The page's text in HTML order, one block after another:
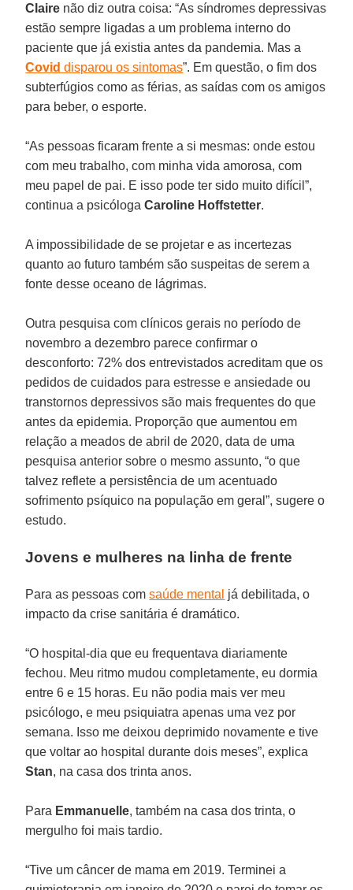
Claire não diz outra coisa: “As síndromes depressivas
estão sempre ligadas a um problema interno do
paciente que já existia antes da pandemia. Mas a
Covid disparou os sintomas”. Em questão, o fim dos
subterfúgios como as férias, as saídas com os amigos
para beber, o esporte.
“As pessoas ficaram frente a si mesmas: onde estou
com meu trabalho, com minha vida amorosa, com
meu papel de pai. E isso pode ter sido muito difícil”,
continua a psicólogaCaroline Hoffstetter.
A impossibilidade de se projetar e as incertezas
quanto ao futuro também são suspeitas de serem a
fonte desse oceano de lágrimas.
Outra pesquisa com clínicos gerais no período de
novembro a dezembro parece confirmar o
desconforto: 72% dos entrevistados acreditam que os
pedidos de cuidados para estresse e ansiedade ou
transtornos depressivos são mais frequentes do que
antes da epidemia. Proporção que aumentou em
relação a meados de abril de 2020, data de uma
pesquisa anterior sobre o mesmo assunto, “o que
talvez reflete a persistência de um acentuado
sofrimento psíquico na população em geral”, sugere o
estudo.
Jovens e mulheres na linha de frente
Para as pessoas comsaúde mental já debilitada, o
impacto da crise sanitária é dramático.
“O hospital-dia que eu frequentava diariamente
fechou. Meu ritmo mudou completamente, eu dormia
entre 6 e 15 horas. Eu não podia mais ver meu
psicólogo, e meu psiquiatra apenas uma vez por
semana. Isso me deixou deprimido novamente e tive
que voltar ao hospital durante dois meses”, explica
Stan, na casa dos trinta anos.
Para Emmanuelle, também na casa dos trinta, o
mergulho foi mais tardio.
“Tive um câncer de mama em 2019. Terminei a